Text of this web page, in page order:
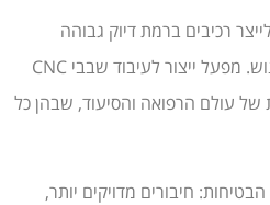
רכיבים ברמת דיוק גבוהה
במיוחד, תוך הפחתת טעויות אנוש. מפעל ייצור לעיבוד שבבי CNC
עולם הרפואה והסיעוד, שבהן כל
חיבורים מדויקים יותר,